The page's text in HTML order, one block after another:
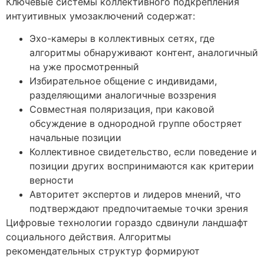
интуитивных умозаключений содержат:
Эхо-камеры в коллективных сетях, где
алгоритмы обнаруживают контент, аналогичный
на уже просмотренный
Избирательное общение с индивидами,
разделяющими аналогичные воззрения
Совместная поляризация, при каковой
обсуждение в однородной группе обостряет
начальные позиции
Коллективное свидетельство, если поведение и
позиции других воспринимаются как критерии
верности
Авторитет экспертов и лидеров мнений, что
подтверждают предпочитаемые точки зрения
Цифровые технологии гораздо сдвинули ландшафт
социального действия. Алгоритмы
рекомендательных структур формируют